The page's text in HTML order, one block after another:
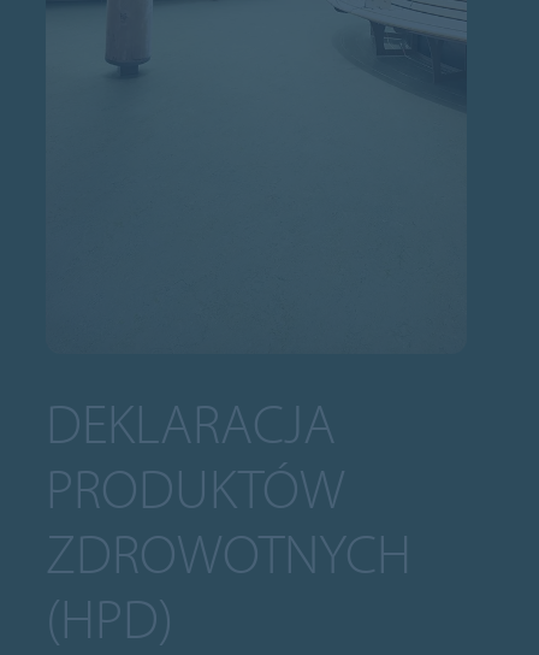
DEKLARACJA
PRODUKTÓW
ZDROWOTNYCH
(HPD)